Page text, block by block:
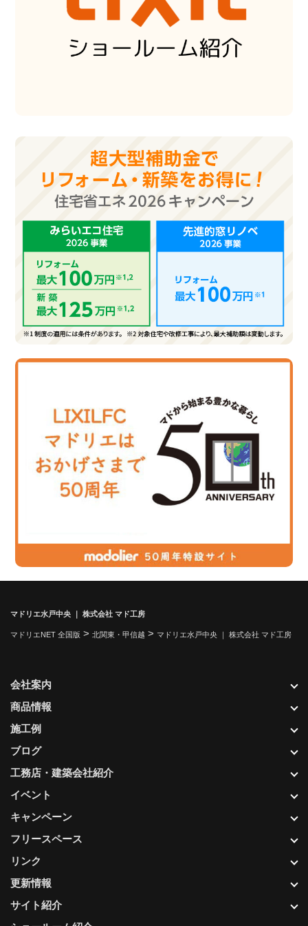
マドリエ水戸中央 ｜ 株式会社 マド工房
マドリエNET 全国版 > 北関東・甲信越 > マドリエ水戸中央 ｜ 株式会社 マド工房
更新情報
サイト紹介
会社案内
商品情報
施工例
ブログ
工務店・建築会社紹介
イベント
キャンペーン
フリースペース
リンク